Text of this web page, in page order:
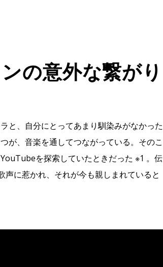
の意外な繋がり
と、自分にとってあまり馴染みがなかった
が、音楽を通してつながっている。そのこ
を探索していたときだった ※1 。伝
に惹かれ、それが今も親しまれていると